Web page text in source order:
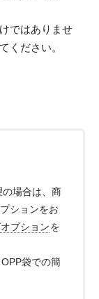
ではありませ
ください。
場合は、商
ションをお
プションを
袋での簡